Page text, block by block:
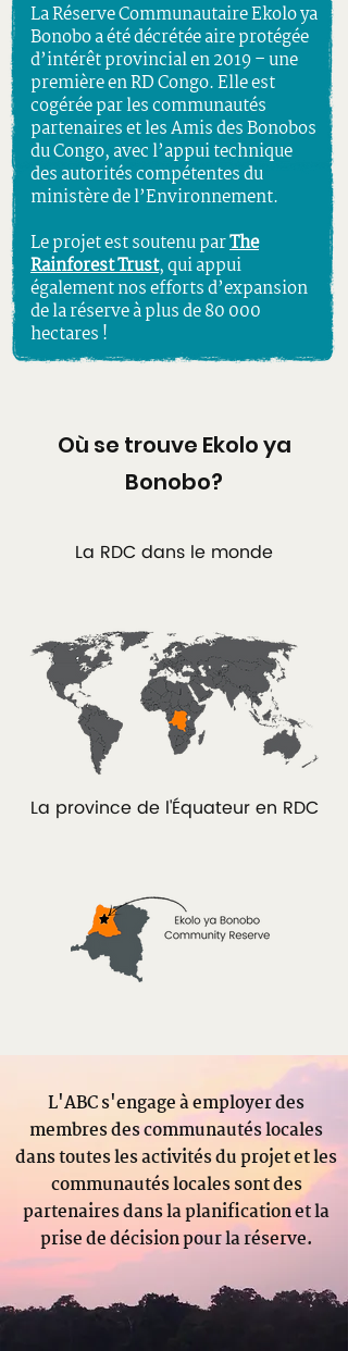
La Réserve Communautaire Ekolo ya
Bonobo a été décrétée aire protégée
d’intérêt provincial en 2019 – une
première en RD Congo. Elle est
cogérée par les communautés
partenaires et les Amis des Bonobos
du Congo, avec l’appui technique
des autorités compétentes du
ministère de l’Environnement.
Le projet est soutenu parThe
Rainforest Trust, qui appui
également nos efforts d’expansion
de la réserve à plus de 80 000
hectares !
Où se trouve Ekolo ya
Bonobo?
La RDC dans le monde
La province de l'Équateur en RDC
L'ABC s'engage à employer des
membres des communautés locales
dans toutes les activités du projet et les
communautés locales sont des
partenaires dans la planification et la
prise de décision pour la réserve.